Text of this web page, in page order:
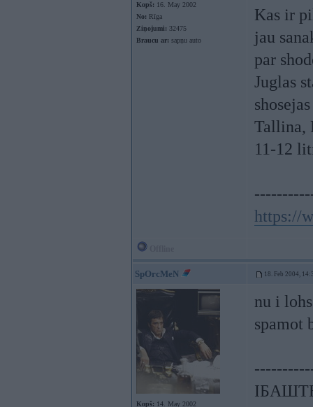
Kopš: 16. May 2002
No: Rīga
Ziņojumi: 32475
Braucu ar: sapņu auto
Kas ir
jau
par
Juglas
Tallina,
11-12
https://
SpOrcMeN 18. Feb 2004,
Kopš: 14. May 2002
nu i
spamot